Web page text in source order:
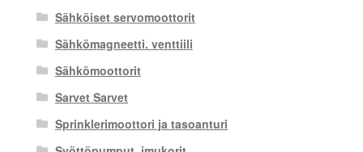
Sähköiset servomoottorit
Sähkömagneetti. venttiili
Sähkömoottorit
Sarvet Sarvet
Sprinklerimoottori ja tasoanturi